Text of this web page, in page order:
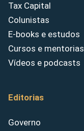
Tax Capital
Colunistas
E-books e estudos
Cursos e mentorias
Vídeos e podcasts
Editorias
Governo